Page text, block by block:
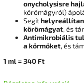
onycholysisre
körömágyról)
Segít
körömágyat, és
Antimikrobiális
a körmöket, és
1 ml= 340 Ft